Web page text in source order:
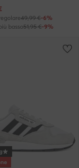
49,99 €-6%
basso51,95 €-9%